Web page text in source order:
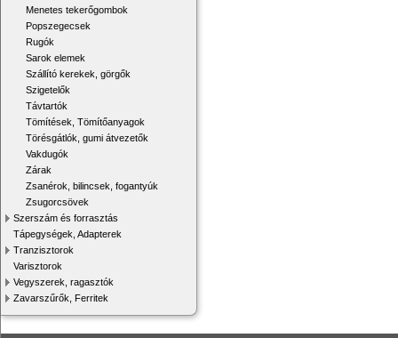
Menetes tekerőgombok
Popszegecsek
Rugók
Sarok elemek
Szállító kerekek, görgők
Szigetelők
Távtartók
Tömítések, Tömítőanyagok
Törésgátlók, gumi átvezetők
Vakdugók
Zárak
Zsanérok, bilincsek, fogantyúk
Zsugorcsövek
Szerszám és forrasztás
Tápegységek, Adapterek
Tranzisztorok
Varisztorok
Vegyszerek, ragasztók
Zavarszűrők, Ferritek